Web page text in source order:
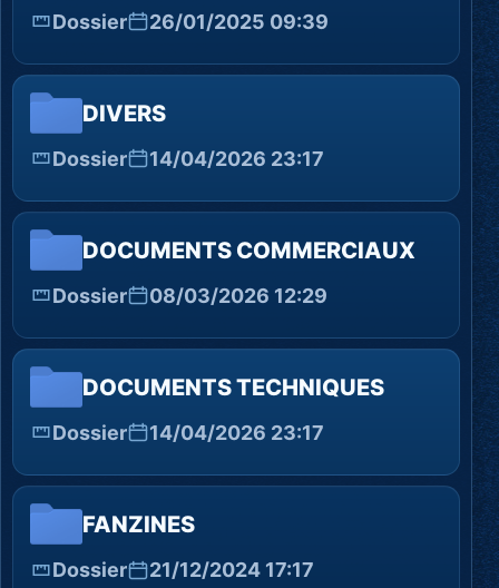
Dossier 26/01/2025 09:39
DIVERS
Dossier 14/04/2026 23:17
DOCUMENTS COMMERCIAUX
Dossier 08/03/2026 12:29
DOCUMENTS TECHNIQUES
Dossier 14/04/2026 23:17
FANZINES
Dossier 21/12/2024 17:17